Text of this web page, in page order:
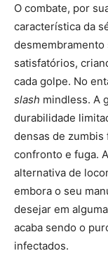
O combate, por
característica da
desmembramento
satisfatórios,
cada golpe. No
slash mindless. A
durabilidade
densas de
confronto e fuga.
alternativa de
embora o seu
desejar em
acaba sendo o
infectados.